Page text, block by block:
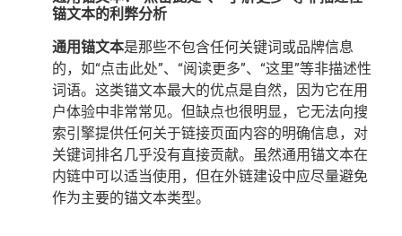
锚文本的利弊分析
通用锚文本是那些不包含任何关键词或品牌信息
的，如“点击此处”、“阅读更多”、“这里”等非描述性
词语。这类锚文本最大的优点是自然，因为它在用
户体验中非常常见。但缺点也很明显，它无法向搜
索引擎提供任何关于链接页面内容的明确信息，对
关键词排名几乎没有直接贡献。虽然通用锚文本在
内链中可以适当使用，但在外链建设中应尽量避免
作为主要的锚文本类型。